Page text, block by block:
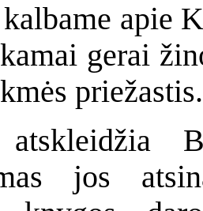
apie
gerai
priežastis.
atskleidžia
jos